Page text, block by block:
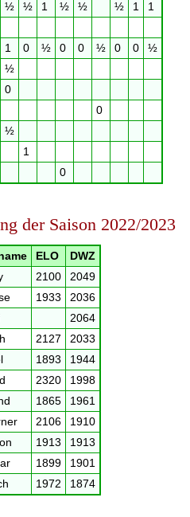
½ ½ 1 ½ ½ ½ 1
1
1 0 ½ 0 0 ½ 0 0
½
½
0
0
½
1
0
der Saison 2022/2023
ELO
DWZ
2100
2049
1933
2036
2064
2127
2033
1893
1944
2320
1998
1865
1961
2106
1910
1913
1913
1899
1901
1972 1874